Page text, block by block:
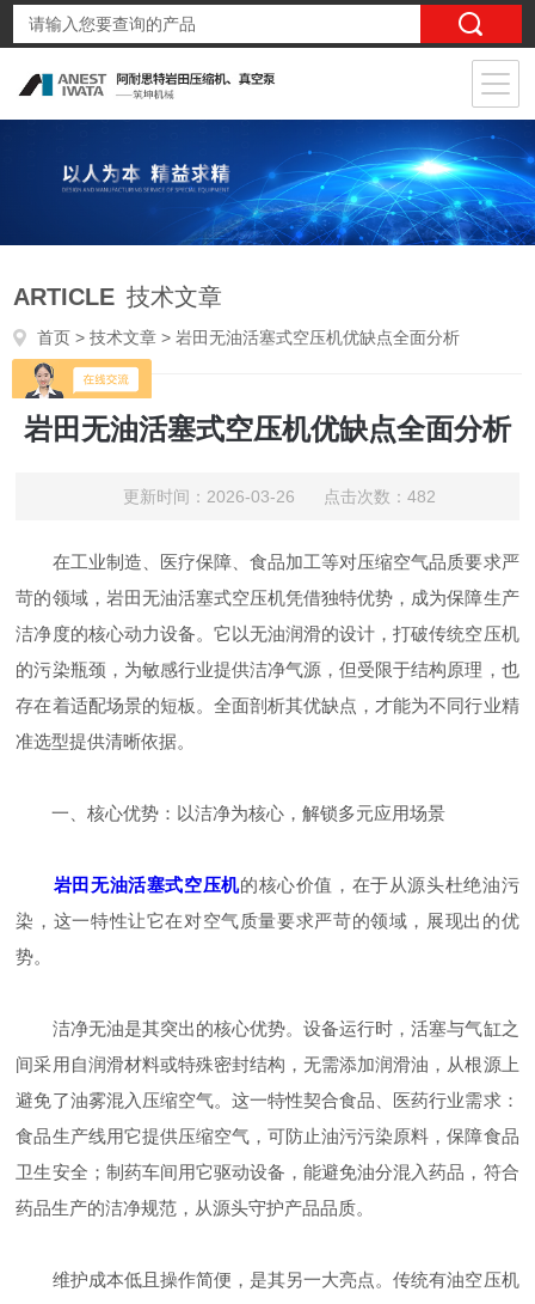
ARTICLE 技术文章
首页 >技术文章 > 岩田无油活塞式空压机优缺点全面分析
岩田无油活塞式空压机优缺点全面分析
更新时间：2026-03-26 点击次数：482
在工业制造、医疗保障、食品加工等对压缩空气品质要求严
苛的领域，岩田无油活塞式空压机凭借独特优势，成为保障生产
洁净度的核心动力设备。它以无油润滑的设计，打破传统空压机
的污染瓶颈，为敏感行业提供洁净气源，但受限于结构原理，也
存在着适配场景的短板。全面剖析其优缺点，才能为不同行业精
准选型提供清晰依据。
一、核心优势：以洁净为核心，解锁多元应用场景
岩田无油活塞式空压机的核心价值，在于从源头杜绝油污
染，这一特性让它在对空气质量要求严苛的领域，展现出的优
势。
洁净无油是其突出的核心优势。设备运行时，活塞与气缸之
间采用自润滑材料或特殊密封结构，无需添加润滑油，从根源上
避免了油雾混入压缩空气。这一特性契合食品、医药行业需求：
食品生产线用它提供压缩空气，可防止油污污染原料，保障食品
卫生安全；制药车间用它驱动设备，能避免油分混入药品，符合
药品生产的洁净规范，从源头守护产品品质。
维护成本低且操作简便，是其另一大亮点。传统有油空压机